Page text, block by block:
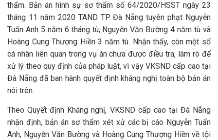
thẩm. Bản án hình sự sơ thẩm số 64/2020/HSST ngày 23
tháng 11 năm 2020 TAND TP Đà Nẵng tuyên phạt Nguyễn
Tuấn Anh 5 năm 6 tháng tù; Nguyễn Văn Bường 4 năm tù và
Hoàng Cung Thượng Hiền 3 năm tù. Nhận thấy, còn một số
cá nhân liên quan trong vụ án chưa được điều tra, làm rõ để
xử lý theo quy định của pháp luật, vì vậy VKSND cấp cao tại
Đà Nẵng đã ban hành quyết định kháng nghị toàn bộ bản án
nói trên.
Theo Quyết định Kháng nghị, VKSND cấp cao tại Đà Nẵng
nhận định, bản án sơ thẩm xét xử các bị cáo Nguyễn Tuấn
Anh, Nguyễn Văn Bường và Hoàng Cung Thượng Hiền về tội